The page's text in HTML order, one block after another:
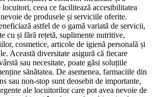
ceea ce facilitează accesibilitatea
de produsele și serviciile oferite.
astfel de o gamă variată de servicii,
cu și fără rețetă, suplimente nutritive,
cosmetice, articole de igienă personală și
Această diversitate asigură că fiecare
sau necesitate, poate găsi soluțiile
sănătatea. De asemenea, farmaciile din
sau non-stop sunt deosebit de importante,
ale locuitorilor care pot avea nevoie de